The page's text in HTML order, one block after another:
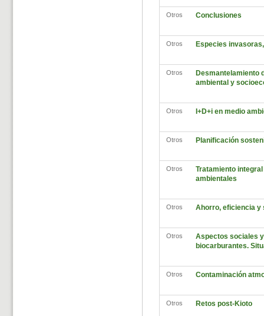
Otros Conclusiones
Otros Especies
Otros
Desmantelamiento
ambiental y
Otros I+D+i en medio
Otros Planificación
Otros
Tratamiento
ambientales
Otros Ahorro, eficiencia y
Otros
Aspectos sociales
biocarburantes.
Otros Contaminación
Otros Retos post-Kioto